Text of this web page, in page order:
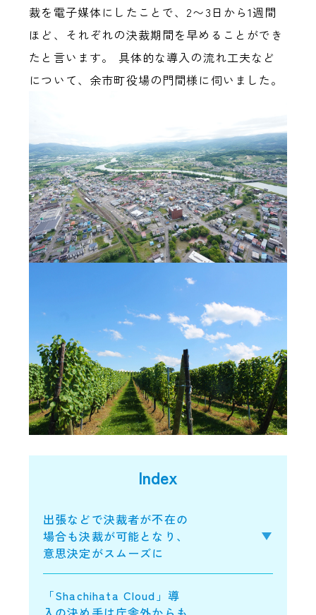
裁を電子媒体にしたことで、2〜3日から1週間
ほど、それぞれの決裁期間を早めることができ
たと言います。 具体的な導入の流れ工夫など
について、余市町役場の門間様に伺いました。
Index
出張などで決裁者が不在の
場合も決裁が可能となり、
意思決定がスムーズに
「Shachihata Cloud」導